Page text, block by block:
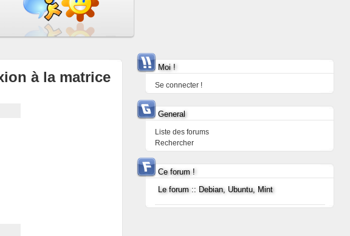
à la matrice
Moi !
Se connecter !
General
Liste des forums
Rechercher
Ce forum !
Le forum :: Debian, Ubuntu, Mint